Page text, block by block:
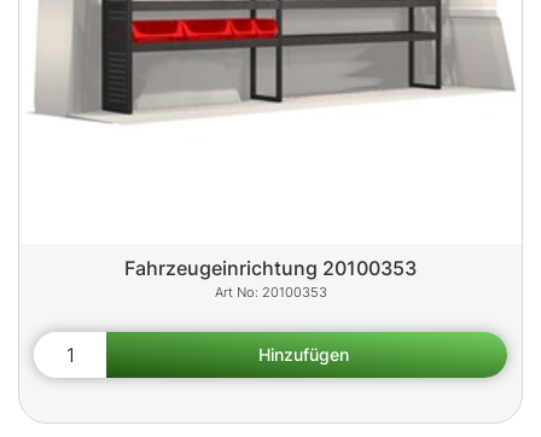
Fahrzeugeinrichtung 20100353
20100353